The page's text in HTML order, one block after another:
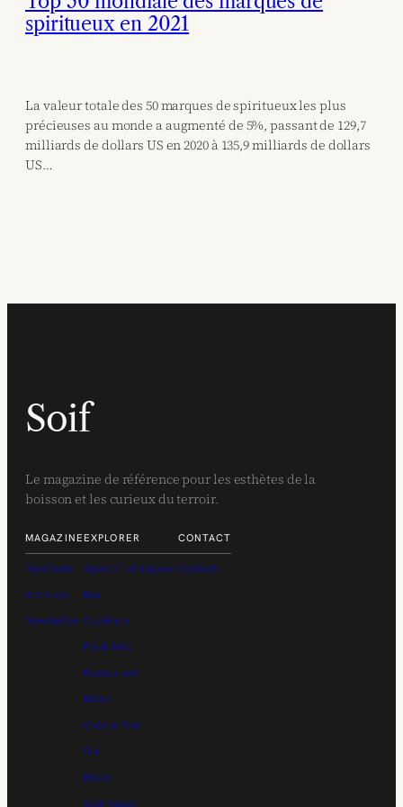
spiritueux en 2021
La valeur totale des 50 marques de spiritueux les plus
précieuses au monde a augmenté de 5%, passant de 129,7
milliards de dollars US en 2020 à 135,9 milliards de dollars
US…
Soif
Le magazine de référence pour les esthètes de la
boisson et les curieux du terroir.
MAGAZINE
Manifeste
Archives
Newsletter
EXPLORER
Apéritif et Liqueur
Bar
Cocktails
Flash Info
Restaurant
Bière
Café & Thé
Gin
Rhum
Spiritueux
CONTACT
Contact